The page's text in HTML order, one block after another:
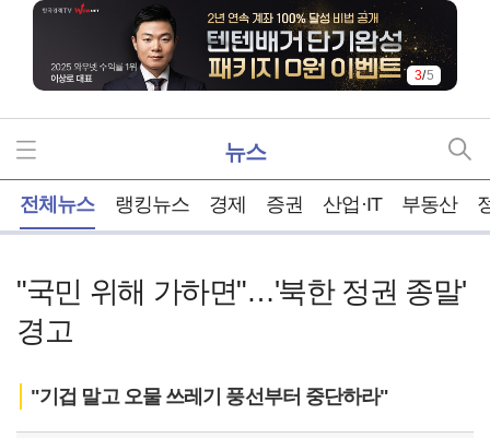
4/5
뉴스
전체뉴스 랭킹뉴스 경제 증권 산업·IT 부동산
"국민 위해 가하면"…'북한 정권 종말'
경고
"기겁 말고 오물 쓰레기 풍선부터 중단하라"